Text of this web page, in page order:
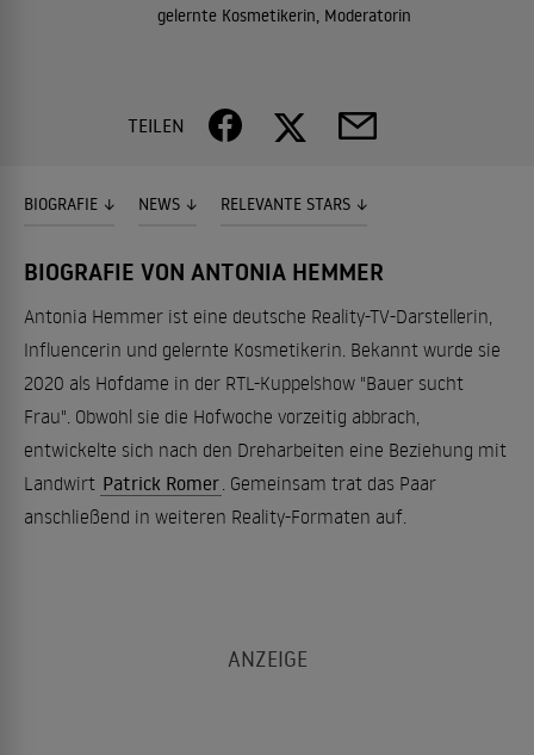
gelernte Kosmetikerin, Moderatorin
TEILEN
BIOGRAFIE NEWS RELEVANTE STARS
BIOGRAFIE VON ANTONIA HEMMER
Antonia Hemmer ist eine deutsche Reality-TV-Darstellerin,
Influencerin und gelernte Kosmetikerin. Bekannt wurde sie
2020 als Hofdame in der RTL-Kuppelshow "Bauer sucht
Frau". Obwohl sie die Hofwoche vorzeitig abbrach,
entwickelte sich nach den Dreharbeiten eine Beziehung mit
Landwirt Patrick Romer. Gemeinsam trat das Paar
anschließend in weiteren Reality-Formaten auf.